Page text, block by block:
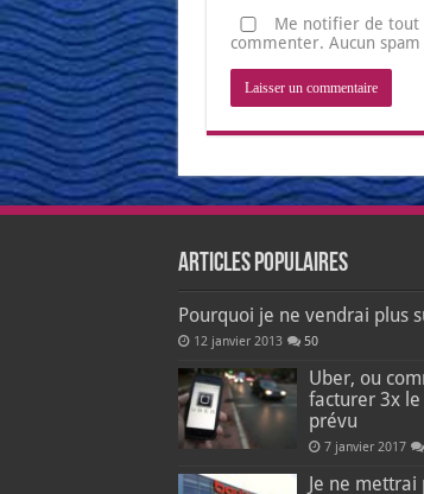
Me notifier de tout
commenter. Aucun
Articles populaires
Pourquoi je ne vendrai plus
12 janvier 2013 50
Uber, ou
facturer 3x
prévu
7 janvier 2017
Je ne